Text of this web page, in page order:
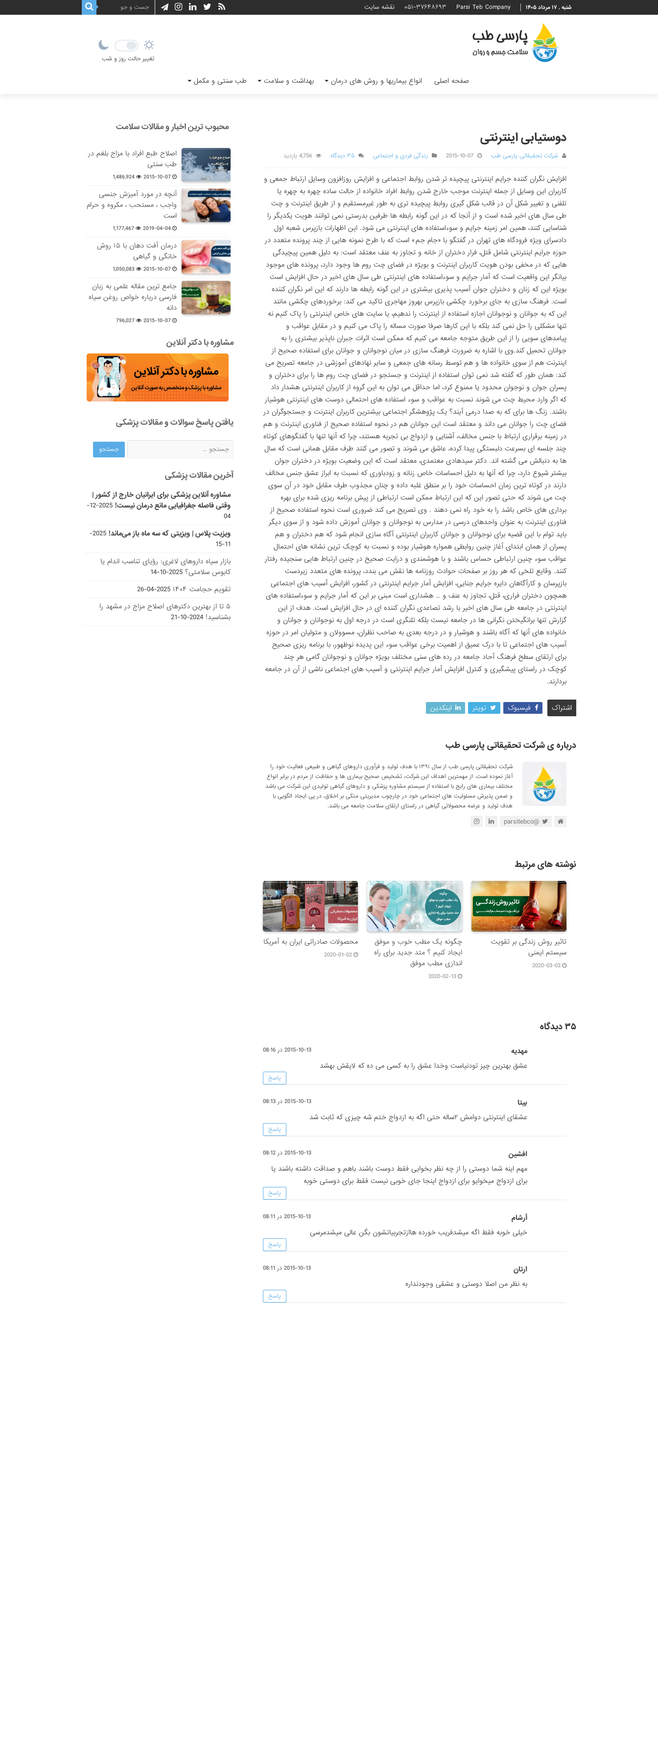
شنبه , ۱۷ مرداد ۱۴۰۵ Parsi Teb Company ۰۵۱-۳۷۶۴۸۶۹۳ نقشه سایت
تغییر حالت روز و شب
صفحه اصلی انواع بیماریها و روش های درمان بهداشت و سلامت طب سنتی و مکمل
دوستیابی اینترنتی
شرکت تحقیقاتی پارسی طب 2015-10-07 زندگی فردی و اجتماعی ۳۵ دیدگاه 4,756 بازدید
افزایش نگران کننده جرایم اینترنتی پیچیده تر شدن روابط اجتماعی و افزایش روزافزون وسایل ارتباط جمعی و
کاربران این وسایل از جمله اینترنت موجب خارج شدن روابط افراد خانواده از حالت ساده چهره به چهره یا
تلفنی و تغییر شکل آن در قالب شکل گیری روابط پیچیده تری به طور غیرمستقیم و از طریق اینترنت و چت
طی سال های اخیر شده است و از آنجا که در این گونه رابطه ها طرفین بدرستی نمی توانند هویت یکدیگر را
شناسایی کنند، همین امر زمینه جرایم و سوءاستفاده های اینترنتی می شود. این اظهارات بازپرس شعبه اول
دادسرای ویژه فرودگاه های تهران در گفتگو با «جام جم» است که با طرح نمونه هایی از چند پرونده متعدد در
حوزه جرایم اینترنتی شامل قتل، فرار دختران از خانه و تجاوز به عنف معتقد است: به دلیل همین پیچیدگی
هایی که در مخفی بودن هویت کاربران اینترنت و بویژه در فضای چت روم ها وجود دارد، پرونده های موجود
بیانگر این واقعیت است که آمار جرایم و سوءاستفاده های اینترنتی طی سال های اخیر در حال افزایش است
بویژه این که زنان و دختران جوان آسیب پذیری بیشتری در این گونه رابطه ها دارند که این امر نگران کننده
است. فرهنگ سازی به جای برخورد چکشی بازپرس بهروز مهاجری تاکید می کند: برخوردهای چکشی مانند
این که به جوانان و نوجوانان اجازه استفاده از اینترنت را ندهیم، یا سایت های خاص اینترنتی را پاک کنیم نه
تنها مشکلی را حل نمی کند بلکه با این کارها صرفا صورت مساله را پاک می کنیم و در مقابل عواقب و
پیامدهای سویی را از این طریق متوجه جامعه می کنیم که ممکن است اثرات جبران ناپذیر بیشتری را به
جوانان تحمیل کند.وی با اشاره به ضرورت فرهنگ سازی در میان نوجوانان و جوانان برای استفاده صحیح از
اینترنت هم از سوی خانواده ها و هم توسط رسانه های جمعی و سایر نهادهای آموزشی در جامعه تصریح می
کند: همان طور که گفته شد نمی توان استفاده از اینترنت و جستجو در فضای چت روم ها را برای دختران و
پسران جوان و نوجوان محدود یا ممنوع کرد، اما حداقل می توان به این گروه از کاربران اینترنتی هشدار داد
که اگر وارد محیط چت می شوند نسبت به عواقب و سوء استفاده های احتمالی دوست های اینترنتی هوشیار
باشند. زنگ ها برای که به صدا درمی آیند؟ یک پژوهشگر اجتماعی بیشترین کاربران اینترنت و جستجوگران در
فضای چت را جوانان می داند و معتقد است این جوانان هم در نحوه استفاده صحیح از فناوری اینترنت و هم
در زمینه برقراری ارتباط با جنس مخالف، آشنایی و ازدواج بی تجربه هستند، چرا که آنها تنها با گفتگوهای کوتاه
چند جلسه ای بسرعت دلبستگی پیدا کرده، عاشق می شوند و تصور می کنند طرف مقابل همانی است که سال
ها به دنبالش می گشته اند. دکتر سیدهادی معتمدی، معتقد است که این وضعیت بویژه در دختران جوان
بیشتر شیوع دارد، چرا که آنها به دلیل احساسات خاص زنانه و زودباوری که نسبت به ابراز عشق جنس مخالف
دارند در کوتاه ترین زمان احساسات خود را بر منطق غلبه داده و چنان مجذوب طرف مقابل خود در آن سوی
چت می شوند که حتی تصور این که این ارتباط ممکن است ارتباطی از پیش برنامه ریزی شده برای بهره
برداری های خاص باشد را به خود راه نمی دهند . وی تصریح می کند ضروری است نحوه استفاده صحیح از
فناوری اینترنت به عنوان واحدهای درسی در مدارس به نوجوانان و جوانان آموزش داده شود و از سوی دیگر
باید توام با این قضیه برای نوجوانان و جوانان کاربران اینترنتی آگاه سازی انجام شود که هم دختران و هم
پسران از همان ابتدای آغاز چنین روابطی همواره هوشیار بوده و نسبت به کوچک ترین نشانه های احتمال
عواقب سوء چنین ارتباطی حساس باشند و با هوشمندی و درایت صحیح در چنین ارتباط هایی سنجیده رفتار
کنند. وقایع تلخی که هر روز بر صفحات حوادث روزنامه ها نقش می بندد، پرونده های متعدد زیردست
بازپرسان و کارآگاهان دایره جرایم جنایی، افزایش آمار جرایم اینترنتی در کشور، افزایش آسیب های اجتماعی
همچون دختران فراری، قتل، تجاوز به عنف و … هشداری است مبنی بر این که آمار جرایم و سوءاستفاده های
اینترنتی در جامعه طی سال های اخیر با رشد تصاعدی نگران کننده ای در حال افزایش است. هدف از این
گزارش تنها برانگیختن نگرانی ها در جامعه نیست بلکه تلنگری است در درجه اول به نوجوانان و جوانان و
خانواده های آنها که آگاه باشند و هوشیار و در درجه بعدی به صاحب نظران، مسوولان و متولیان امر در حوزه
آسیب های اجتماعی تا با درک عمیق از اهمیت برخی عواقب سوء این پدیده نوظهور، با برنامه ریزی صحیح
برای ارتقای سطح فرهنگ آحاد جامعه در رده های سنی مختلف بویژه جوانان و نوجوانان گامی هر چند
کوچک در راستای پیشگیری و کنترل افزایش آمار جرایم اینترنتی و آسیب های اجتماعی ناشی از آن در جامعه
بردارند.
اشتراک فیسبوک تویتر لینکدین
درباره ی شرکت تحقیقاتی پارسی طب
شرکت تحقیقاتی پارسی طب از سال ۱۳۹۱ با هدف تولید و فرآوری داروهای گیاهی و طبیعی فعالیت خود را
آغاز نموده است. از مهمترین اهداف این شرکت، تشخیص صحیح بیماری ها و حفاظت از مردم در برابر انواع
مختلف بیماری های رایج با استفاده از سیستم مشاوره پزشکی و داروهای گیاهی تولیدی این شرکت می باشد
و ضمن پذیرش مسئولیت های اجتماعی خود در چارچوب مدیریتی متکی بر اخلاق، در پی ایجاد الگویی با
هدف تولید و عرضه محصولاتی گیاهی در راستای ارتقای سلامت جامعه می باشد.
@parsitebco
نوشته های مرتبط
تاثیر روش زندگی بر تقویت
سیستم ایمنی
2020-03-03
چگونه یک مطب خوب و موفق
ایجاد کنیم ؟ متد جدید برای راه
اندازی مطب موفق
2020-02-13
محصولات صادراتی ایران به آمریکا
2020-01-02
۳۵ دیدگاه
مهدیه 2015-10-13 در 08:16
عشق بهترین چیز تودنیاست وخدا عشق را به کسی می ده که لایقش بهشد
پاسخ
بیتا 2015-10-13 در 08:13
عشقای اینترنتی دوامش ۲ساله حتی اگه به ازدواج ختم شه چیزی که ثابت شد
پاسخ
افشین 2015-10-13 در 08:12
مهم اینه شما دوستی را از چه نظر بخوایی فقط دوست باشند باهم و صداقت داشته باشند یا
برای ازدواج میخوایو برای ازدواج اینجا جای خوبی نیست فقط برای دوستی خوبه
پاسخ
آرشام 2015-10-13 در 08:11
خیلی خوبه فقط اگه میشدفریب خورده هاازتجربیاتشون بگن عالی میشدمرسی
پاسخ
ارتان 2015-10-13 در 08:11
به نظر من اصلا دوستی و عشقی وجودنداره
پاسخ
محبوب ترین اخبار و مقالات سلامت
اصلاح طبع افراد با مزاج بلغم در
طب سنتی
2015-10-07
1,486,924
آنچه در مورد آمیزش جنسی
واجب ، مستحب ، مکروه و حرام
است
2019-04-04
1,177,467
درمان آفت دهان با ۱۵ روش
خانگی و گیاهی
2015-10-07
1,050,083
جامع ترین مقاله علمی به زبان
فارسی درباره خواص روغن سیاه
دانه
2015-10-07
796,027
مشاوره با دکتر آنلاین
یافتن پاسخ سوالات و مقالات پزشکی
آخرین مقالات پزشکی
مشاوره آنلاین پزشکی برای ایرانیان خارج از کشور |
وقتی فاصله جغرافیایی مانع درمان نیست!
2025-12-
04
ویزیت پلاس | ویزیتی که سه ماه باز می‌ماند!
2025-
11-15
بازار سیاه داروهای لاغری: رؤیای تناسب اندام یا
کابوس سلامتی؟ 2025-10-14
تقویم حجامت ۱۴۰۴
2025-04-26
۵ تا از بهترین دکتر‌های اصلاح مزاج در مشهد را
بشناسید! 2024-10-21